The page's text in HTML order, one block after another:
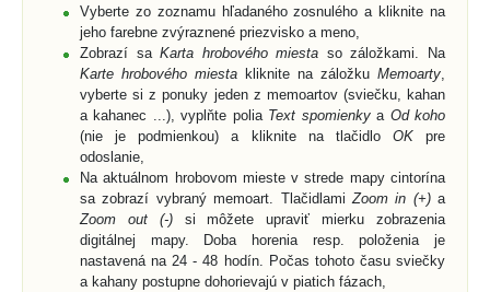
Vyberte zo zoznamu hľadaného zosnulého a kliknite na
jeho farebne zvýraznené priezvisko a meno,
Zobrazí saKarta hrobového miesta so záložkami. Na
Karte hrobového miesta kliknite na záložku Memoarty
vyberte si z ponuky jeden z memoartov (sviečku, kahan
a kahanec ...), vyplňte polia Text spomienkya Od koho
(nie je podmienkou) a kliknite na tlačidlo OKpre
odoslanie,
Na aktuálnom hrobovom mieste v strede mapy cintorína
sa zobrazí vybraný memoart. Tlačidlami Zoom in (+)a
Zoom out (-)si môžete upraviť mierku zobrazenia
digitálnej mapy. Doba horenia resp. položenia je
nastavená na 24 - 48 hodín. Počas tohoto času sviečky
a kahany postupne dohorievajú v piatich fázach,